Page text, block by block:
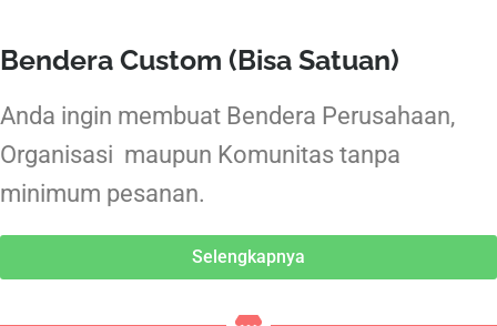
Bendera Custom (Bisa Satuan)
Anda ingin membuat Bendera Perusahaan,
Organisasi maupun Komunitas tanpa
minimum pesanan.
Selengkapnya